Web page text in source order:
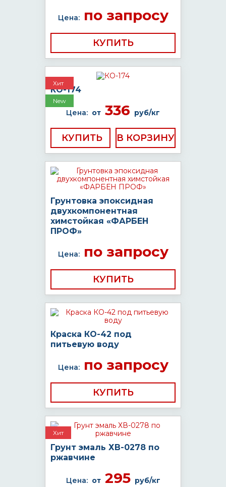
Цена:по запросу
КУПИТЬ
Хит
New
КО-174
Цена: от 336 руб/кг
КУПИТЬ
Грунтовка эпоксидная
двухкомпонентная
химстойкая «ФАРБЕН
ПРОФ»
Цена:по запросу
КУПИТЬ
Краска КО-42 под
питьевую воду
Цена:по запросу
КУПИТЬ
Хит
Грунт эмаль ХВ-0278 по
ржавчине
Цена: от295 руб/кг